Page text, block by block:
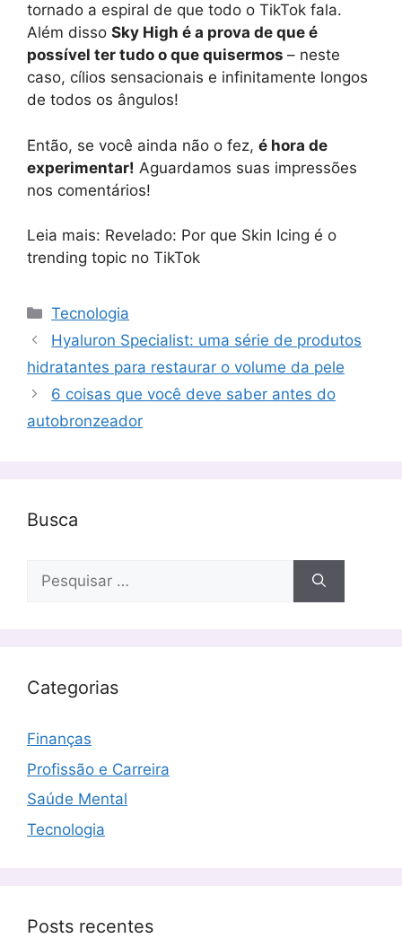
tornado a espiral de que todo o TikTok fala.
Além disso Sky High é a prova de que é
possível ter tudo o que quisermos – neste
caso, cílios sensacionais e infinitamente longos
de todos os ângulos!
Então, se você ainda não o fez, é hora de
experimentar! Aguardamos suas impressões
nos comentários!
Leia mais: Revelado: Por que Skin Icing é o
trending topic no TikTok
Categorias
Tecnologia
Hyaluron Specialist: uma série de produtos
hidratantes para restaurar o volume da pele
6 coisas que você deve saber antes do
autobronzeador
Busca
Pesquisar
Categorias
Finanças
Profissão e Carreira
Saúde Mental
Tecnologia
Posts recentes